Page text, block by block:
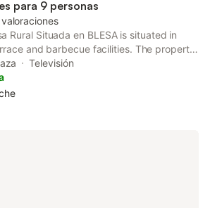
para 9 personas
Rural Situada en BLESA is situated in
and barbecue facilities. The property
Televisión